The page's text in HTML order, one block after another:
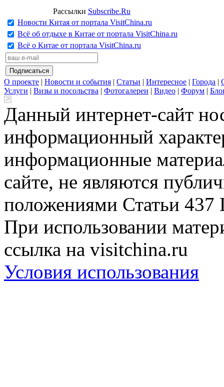
Рассылки Subscribe.Ru
Новости Китая от портала VisitChina.ru
Всё об отдыхе в Китае от портала VisitChina.ru
Всё о Китае от портала VisitChina.ru
О проекте | Новости и события | Статьи | Интересное | Города |
Услуги | Визы и посольства | Фотогалереи | Видео | Форум |
Данный интернет-сайт
информационный
информационные
сайте, не являются
положениями Статьи 437
При использовании
ссылка на visitchina.ru
Условия использования